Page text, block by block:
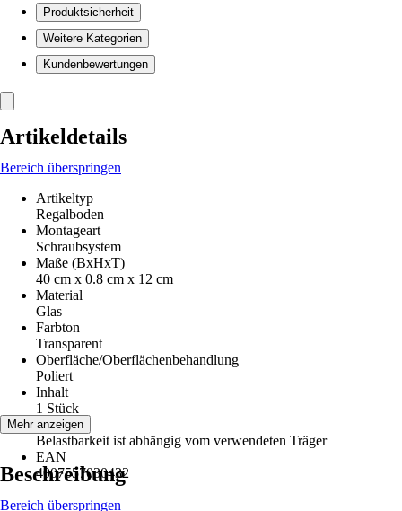
Produktsicherheit
Weitere Kategorien
Kundenbewertungen
Artikeldetails
Bereich überspringen
Artikeltyp
Regalboden
Montageart
Schraubsystem
Maße (BxHxT)
40 cm x 0.8 cm x 12 cm
Material
Glas
Farbton
Transparent
Oberfläche/Oberflächenbehandlung
Poliert
Inhalt
1 Stück
Hinweis
Belastbarkeit ist abhängig vom verwendeten Träger
EAN
4007557030432
Mehr anzeigen
Beschreibung
Bereich überspringen